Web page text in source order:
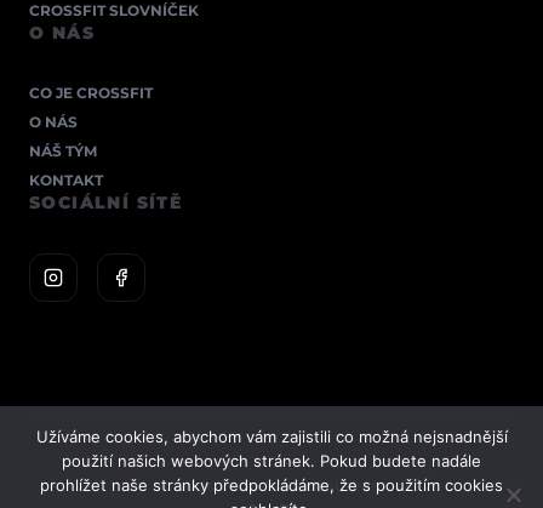
CROSSFIT SLOVNÍČEK
O NÁS
CO JE CROSSFIT
O NÁS
NÁŠ TÝM
KONTAKT
SOCIÁLNÍ SÍTĚ
© 2026 CROSSFIT PARDUBICE
Užíváme cookies, abychom vám zajistili co možná nejsnadnější
použití našich webových stránek. Pokud budete nadále
prohlížet naše stránky předpokládáme, že s použitím cookies